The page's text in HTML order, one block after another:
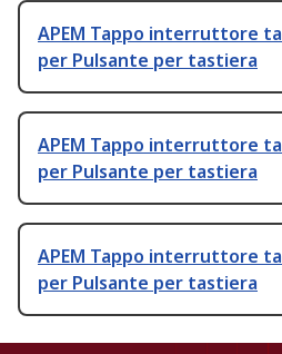
APEM Tappo interruttore
per Pulsante per tastiera
APEM Tappo interruttore
per Pulsante per tastiera
APEM Tappo interruttore
per Pulsante per tastiera